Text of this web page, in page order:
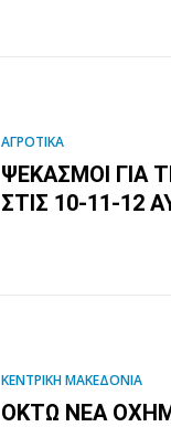
ΑΓΡΟΤΙΚΑ
ΨΕΚΑΣΜΟΊ ΓΙΑ
ΣΤΙΣ 10-11-12
ΚΕΝΤΡΙΚΗ ΜΑΚΕΔΟΝΙΑ
ΟΚΤΏ ΝΈΑ